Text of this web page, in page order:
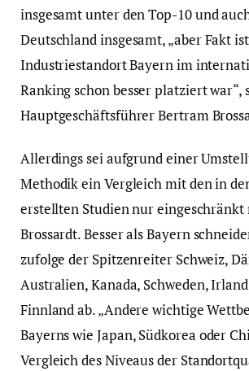
insgesamt unter den Top-10 und
Deutschland insgesamt, „aber Fakt
Industriestandort Bayern im
Ranking schon besser platziert war“,
Hauptgeschäftsführer Bertram
Allerdings sei aufgrund einer
Methodik ein Vergleich mit den in
erstellten Studien nur eingeschränkt
Brossardt. Besser als Bayern
zufolge der Spitzenreiter Schweiz,
Australien, Kanada, Schweden,
Finnland ab. „Andere wichtige
Bayerns wie Japan, Südkorea oder
Vergleich des Niveaus der